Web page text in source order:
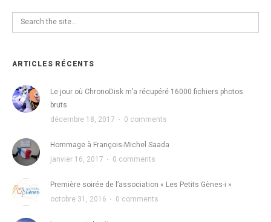
ARTICLES RÉCENTS
Le jour où ChronoDisk m’a récupéré 16000 fichiers photos
bruts
décembre 18, 2017 · 0 comments
Hommage à François-Michel Saada
janvier 16, 2017 · 0 comments
Première soirée de l’association « Les Petits Gènes-i »
octobre 31, 2016 · 0 comments